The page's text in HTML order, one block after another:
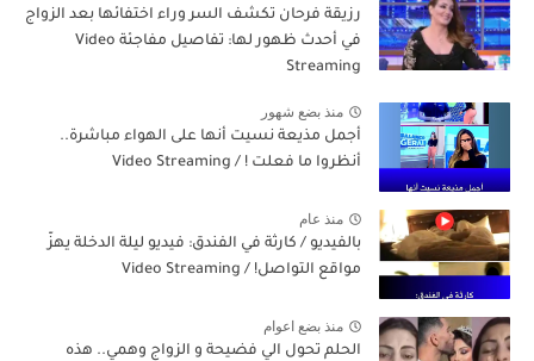
رزيقة فرحان تكشف السر وراء اختفائها بعد الزواج
في أحدث ظهور لها: تفاصيل مفاجئة Video
Streaming
منذ بضع شهور
أجمل مذيعة نسيت أنها على الهواء مباشرة..
أنظروا ما فعلت ! / Video Streaming
منذ عام
بالفيديو / كارثة في الفندق: فيديو ليلة الدخلة يهزّ
مواقع التواصل! / Video Streaming
منذ بضع اعوام
الحلم تحول الي فضيحة و الزواج وهمي.. هذه